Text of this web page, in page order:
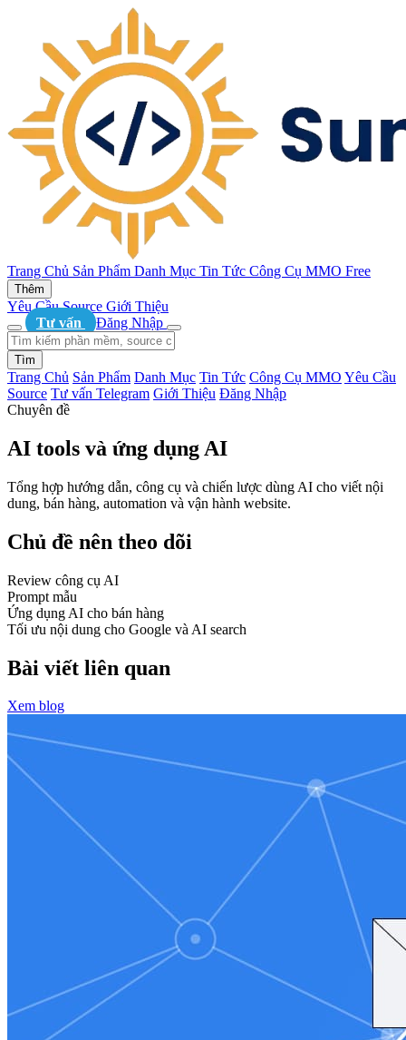
Trang Chủ Sản Phẩm Danh Mục Tin Tức Công Cụ MMO Free
Thêm
Yêu Cầu Source Giới Thiệu
Tư vấn
Đăng Nhập
Tìm
Trang Chủ Sản Phẩm Danh Mục Tin Tức Công Cụ MMO Yêu Cầu
Source Tư vấn Telegram Giới Thiệu Đăng Nhập
Chuyên đề
AI tools và ứng dụng AI
Tổng hợp hướng dẫn, công cụ và chiến lược dùng AI cho viết nội
dung, bán hàng, automation và vận hành website.
Chủ đề nên theo dõi
Review công cụ AI
Prompt mẫu
Ứng dụng AI cho bán hàng
Tối ưu nội dung cho Google và AI search
Bài viết liên quan
Xem blog